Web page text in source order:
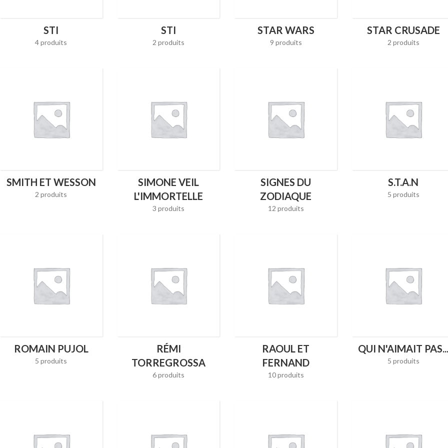
STI
4 produits
STI
2 produits
STAR WARS
9 produits
STAR CRUSADE
2 produits
SMITH ET WESSON
2 produits
SIMONE VEIL
L'IMMORTELLE
3 produits
SIGNES DU
ZODIAQUE
12 produits
S.T.A.N
5 produits
ROMAIN PUJOL
5 produits
RÉMI
TORREGROSSA
6 produits
RAOUL ET
FERNAND
10 produits
QUI N'AIMAIT
5 produits